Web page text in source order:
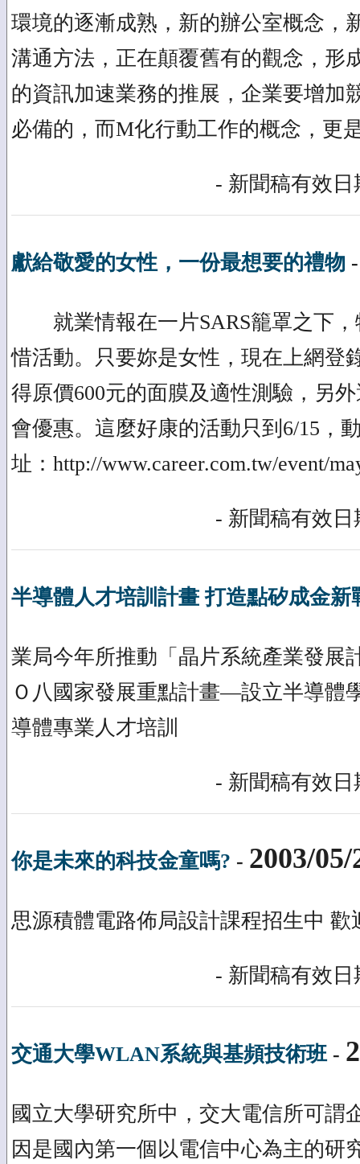
環境的逐漸成熟，新的辦公室概念，
溝通方法，正在顛覆舊有的觀念，形
的資訊加速業務的推展，企業要增加
必備的，而M化行動工作的概念，更
- 新聞稿有效日
獻給敬愛的女性，一份最想要的禮物
就業情報在一片SARS籠罩之下，
惜活動。只要妳是女性，現在上網登
得原價600元的面膜及適性測驗，另
會優惠。這麼好康的活動只到6/15，
址：http://www.career.com.tw/event/
- 新聞稿有效日
半導體人才培訓計畫 打造點矽成金新
業局今年所推動「晶片系統產業發展
Ｏ八國家發展重點計畫—設立半導體
導體專業人才培訓
- 新聞稿有效日
你是未來的科技金童嗎? - 2003/05/
思源積體電路佈局設計課程招生中 歡
- 新聞稿有效日
交通大學WLAN系統與基頻技術班-
國立大學研究所中，交大電信所可謂
因是國內第一個以電信中心為主的研